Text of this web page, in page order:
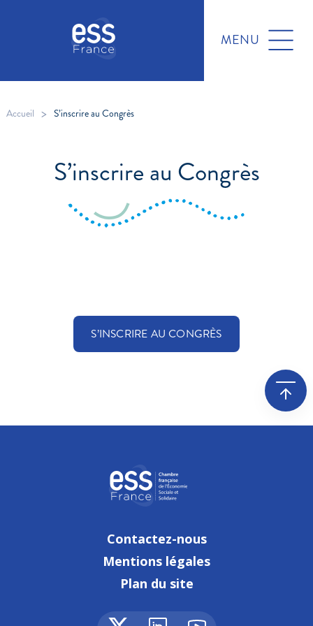
MENU
Accueil > S’inscrire au Congrès
S’inscrire au Congrès
S’INSCRIRE AU CONGRÈS
Contactez-nous
Mentions légales
Plan du site